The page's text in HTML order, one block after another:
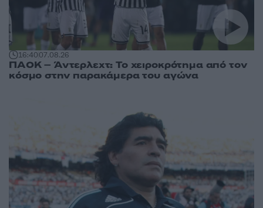
16:4007.08.26
ΠΑΟΚ – Άντερλεχτ: Το χειροκρότημα από τον
κόσμο στην παρακάμερα του αγώνα